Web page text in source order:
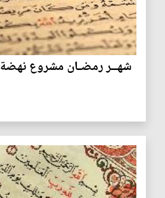
شهــر رمضـان مشروع نهضة